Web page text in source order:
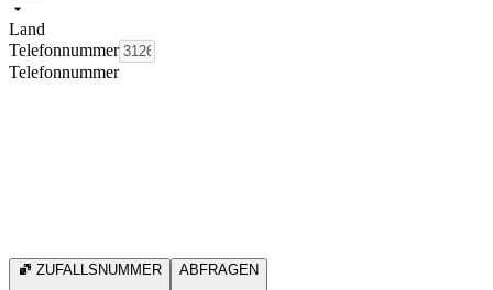
Land
Telefonnummer
Telefonnummer
ZUFALLSNUMMER ABFRAGEN